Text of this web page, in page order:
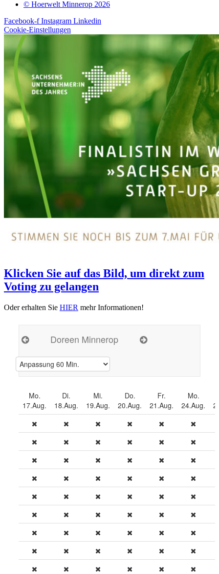
© Hoerwelt Minnerop 2026
Facebook-f Instagram Linkedin
Cookie-Einstellungen
Klicken Sie auf das Bild, um direkt zum
Voting zu gelangen
Oder erhalten Sie HIER mehr Informationen!